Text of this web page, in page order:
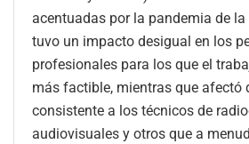
acentuadas por la pandemia de la
tuvo un impacto desigual en los
profesionales para los que el
más factible, mientras que afectó
consistente a los técnicos de
audiovisuales y otros que a